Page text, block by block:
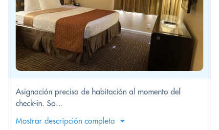
Asignación precisa de habitación al momento del
check-in. So...
Mostrar descripción completa